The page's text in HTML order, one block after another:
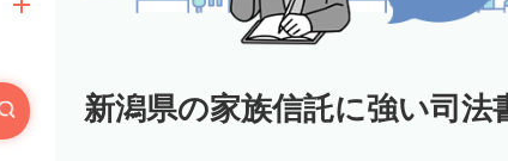
新潟県の家族信託に強い司法